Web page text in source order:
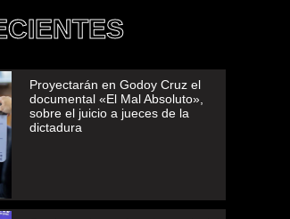
Proyectarán en Godoy Cruz el
documental «El Mal Absoluto»,
sobre el juicio a jueces de la
dictadura